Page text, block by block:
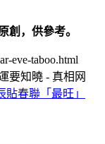
創，供參考。
eve-taboo.html
要知曉 - 真相网
春聯「最旺」